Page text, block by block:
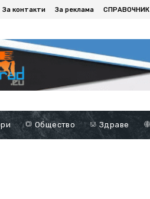
За контакти За реклама СПРАВОЧНИК
Общество Здраве